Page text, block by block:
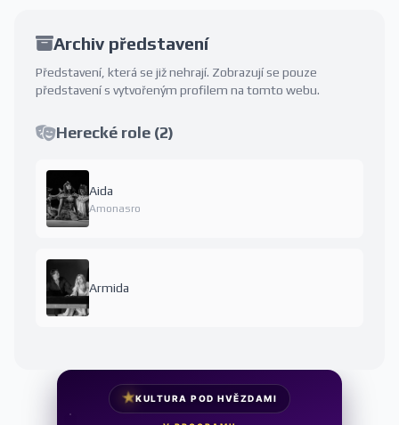
Archiv představení
Představení, která se již nehrají. Zobrazují se pouze
představení s vytvořeným profilem na tomto webu.
Herecké role (2)
Aida
Amonasro
Armida
★KULTURA POD HVĚZDAMI